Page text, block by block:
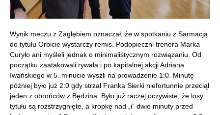
Wynik meczu z Zagłębiem oznaczał, że w spotkaniu z Sarmacją
do tytułu Orbicie wystarczy remis. Podopieczni trenera Marka
Curyło ani myśleli jednak o minimalistycznym rozwiązaniu. Od
początku zaatakowali rywala i po kapitalnej akcji Adriana
Iwańskiego w 5. minucie wyszli na prowadzenie 1:0. Minutę
później było już 2:0 gdy strzał Franka Sierki niefortunnie przeciął
jeden z obrońców z Będzina. Było już raczej oczywiste, że losy
tytułu są rozstrzygnięte, a kropkę nad „i” dwie minuty przed